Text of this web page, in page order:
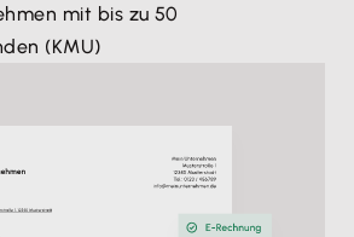
mit bis zu 50
(KMU)